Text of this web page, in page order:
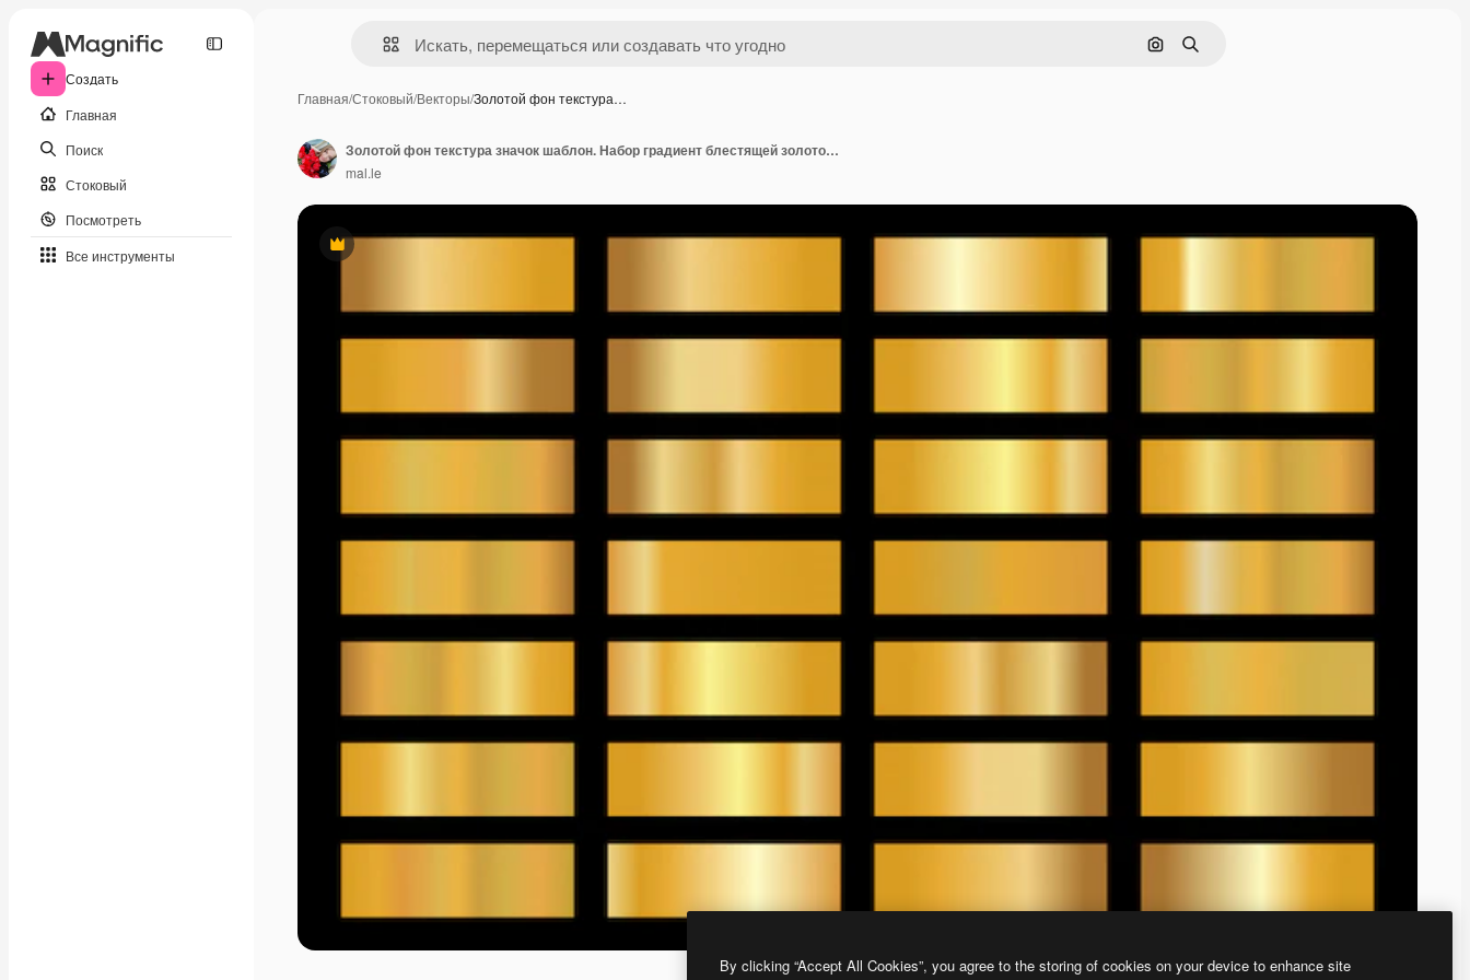
Создать
Главная
Поиск
Стоковый
Посмотреть
Все инструменты
Поиск по изображению
Поиск
Главная/Стоковый/Векторы/Золотой фон текстура…
Премиум
Золотой фон текстура значок шаблон. Набор градиент блестящей золотой металлической фольги
mal.le
By clicking “Accept All Cookies”, you agree to the storing of cookies on your device to enhance site